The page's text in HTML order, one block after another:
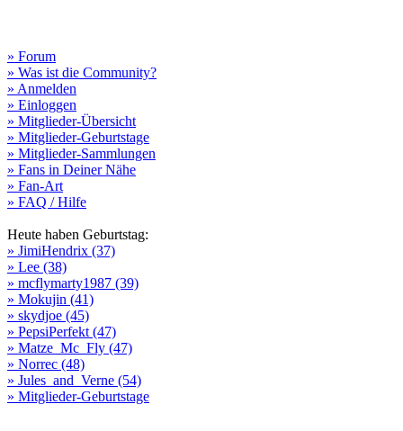
» Forum
» Was ist die Community?
» Anmelden
» Einloggen
» Mitglieder-Übersicht
» Mitglieder-Geburtstage
» Mitglieder-Sammlungen
» Fans in Deiner Nähe
» Fan-Art
» FAQ / Hilfe
Heute haben Geburtstag:
» JimiHendrix (37)
» Lee (38)
» mcflymarty1987 (39)
» Mokujin (41)
» skydjoe (45)
» PepsiPerfekt (47)
» Matze_Mc_Fly (47)
» Norrec (48)
» Jules_and_Verne (54)
» Mitglieder-Geburtstage